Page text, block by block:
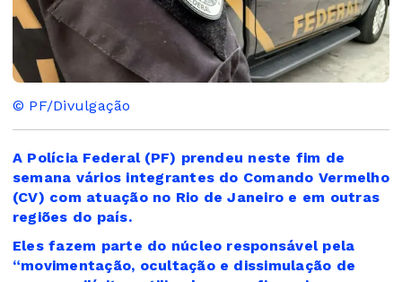
© PF/Divulgação
A Polícia Federal (PF) prendeu neste fim de
semana vários integrantes do Comando Vermelho
(CV) com atuação no Rio de Janeiro e em outras
regiões do país.
Eles fazem parte do núcleo responsável pela
“movimentação, ocultação e dissimulação de